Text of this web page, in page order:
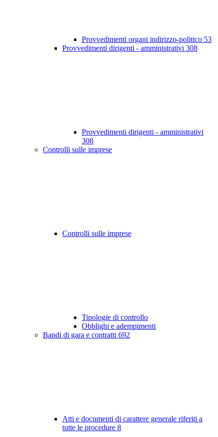
Provvedimenti organi indirizzo-politico 53
Provvedimenti dirigenti - amministrativi 308
Provvedimenti dirigenti - amministrativi
308
Controlli sulle imprese
Controlli sulle imprese
Tipologie di controllo
Obblighi e adempimenti
Bandi di gara e contratti 692
Atti e documenti di carattere generale riferiti a
tutte le procedure 8